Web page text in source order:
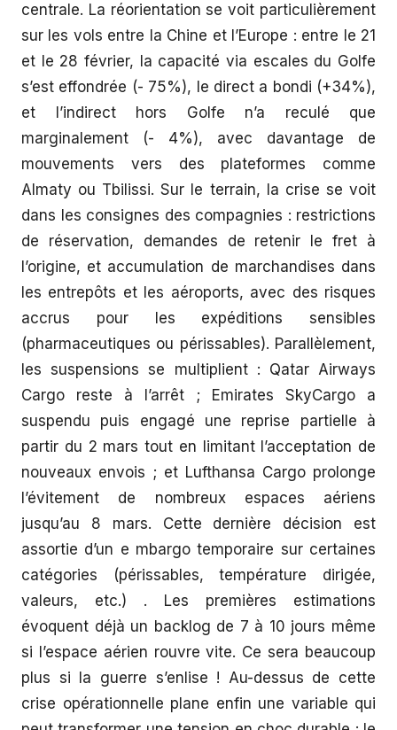
centrale. La réorientation se voit particulièrement
sur les vols entre la Chine et l’Europe : entre le 21
et le 28 février, la capacité via escales du Golfe
s’est effondrée (- 75%), le direct a bondi (+34%),
et l’indirect hors Golfe n’a reculé que
marginalement (- 4%), avec davantage de
mouvements vers des plateformes comme
Almaty ou Tbilissi. Sur le terrain, la crise se voit
dans les consignes des compagnies : restrictions
de réservation, demandes de retenir le fret à
l’origine, et accumulation de marchandises dans
les entrepôts et les aéroports, avec des risques
accrus pour les expéditions sensibles
(pharmaceutiques ou périssables). Parallèlement,
les suspensions se multiplient : Qatar Airways
Cargo reste à l’arrêt ; Emirates SkyCargo a
suspendu puis engagé une reprise partielle à
partir du 2 mars tout en limitant l’acceptation de
nouveaux envois ; et Lufthansa Cargo prolonge
l’évitement de nombreux espaces aériens
jusqu’au 8 mars. Cette dernière décision est
assortie d’un e mbargo temporaire sur certaines
catégories (périssables, température dirigée,
valeurs, etc.) . Les premières estimations
évoquent déjà un backlog de 7 à 10 jours même
si l’espace aérien rouvre vite. Ce sera beaucoup
plus si la guerre s’enlise ! Au-dessus de cette
crise opérationnelle plane enfin une variable qui